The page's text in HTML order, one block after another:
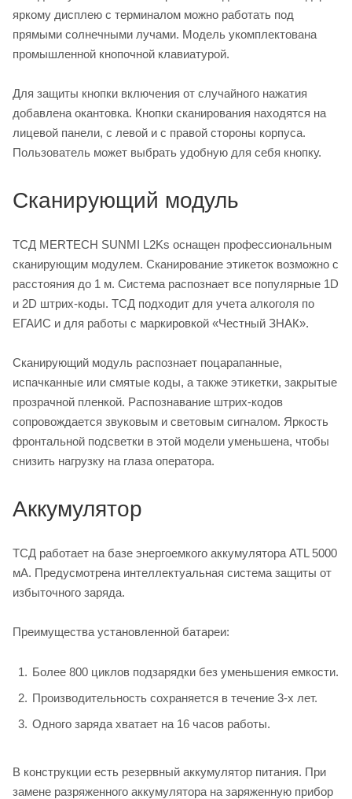
яркому дисплею с терминалом можно работать под
прямыми солнечными лучами. Модель укомплектована
промышленной кнопочной клавиатурой.
Для защиты кнопки включения от случайного нажатия
добавлена окантовка. Кнопки сканирования находятся на
лицевой панели, с левой и с правой стороны корпуса.
Пользователь может выбрать удобную для себя кнопку.
Сканирующий модуль
ТСД MERTECH SUNMI L2Ks оснащен профессиональным
сканирующим модулем. Сканирование этикеток возможно с
расстояния до 1 м. Система распознает все популярные 1D
и 2D штрих-коды. ТСД подходит для учета алкоголя по
ЕГАИС и для работы с маркировкой «Честный ЗНАК».
Сканирующий модуль распознает поцарапанные,
испачканные или смятые коды, а также этикетки, закрытые
прозрачной пленкой. Распознавание штрих-кодов
сопровождается звуковым и световым сигналом. Яркость
фронтальной подсветки в этой модели уменьшена, чтобы
снизить нагрузку на глаза оператора.
Аккумулятор
ТСД работает на базе энергоемкого аккумулятора ATL 5000
мА. Предусмотрена интеллектуальная система защиты от
избыточного заряда.
Преимущества установленной батареи:
Более 800 циклов подзарядки без уменьшения емкости.
Производительность сохраняется в течение 3-х лет.
Одного заряда хватает на 16 часов работы.
В конструкции есть резервный аккумулятор питания. При
замене разряженного аккумулятора на заряженную прибор